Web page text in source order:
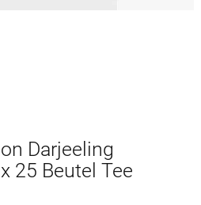
Darjeeling
25 Beutel Tee